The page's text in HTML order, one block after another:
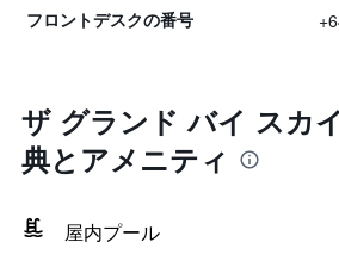
フロントデスクの番号
ザ グランド バイ スカ
典とアメニティ
屋内プール